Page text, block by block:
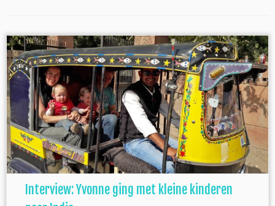
Interview: Yvonne ging met kleine kinderen